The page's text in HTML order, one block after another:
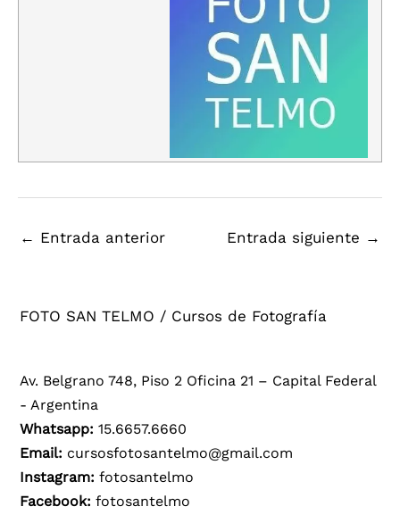
← Entrada anterior Entrada siguiente →
FOTO SAN TELMO / Cursos de Fotografía
Av. Belgrano 748, Piso 2 Oficina 21 – Capital Federal
- Argentina
Whatsapp:15.6657.6660
Email: cursosfotosantelmo@gmail.com
Instagram: fotosantelmo
Facebook: fotosantelmo